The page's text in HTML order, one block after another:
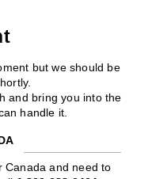
but we should be
and bring you into the
handle it.
Canada and need to